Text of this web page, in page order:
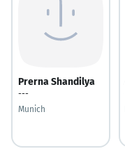
Prerna Shandilya
---
Munich